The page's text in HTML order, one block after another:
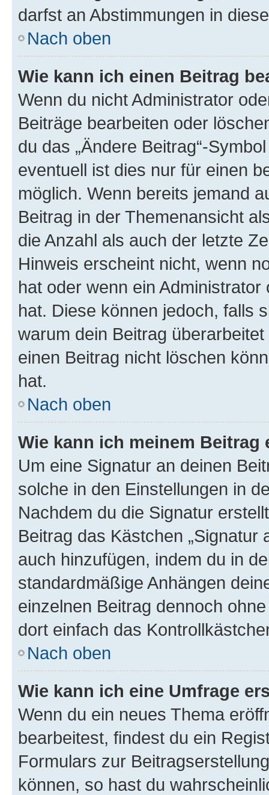
darfst an Abstimmungen in
Nach oben
Wie kann ich einen Beitrag
Wenn du nicht Administrator
Beiträge bearbeiten oder
du das „Ändere Beitrag“-
eventuell ist dies nur für einen
möglich. Wenn bereits jemand
Beitrag in der Themenansicht
die Anzahl als auch der letzte
Hinweis erscheint nicht, wenn
hat oder wenn ein
hat. Diese können jedoch, falls
warum dein Beitrag
einen Beitrag nicht löschen
hat.
Nach oben
Wie kann ich meinem
Um eine Signatur an deinen
solche in den Einstellungen in
Nachdem du die Signatur
Beitrag das Kästchen „Signatur
auch hinzufügen, indem du in
standardmäßige Anhängen
einzelnen Beitrag dennoch
dort einfach das
Nach oben
Wie kann ich eine Umfrage
Wenn du ein neues Thema
bearbeitest, findest du ein
Formulars zur
können, so hast du